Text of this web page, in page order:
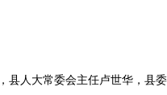
县人大常委会主任卢世华，县